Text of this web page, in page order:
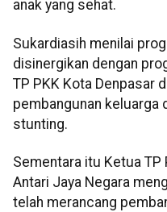
anak yang sehat.
Sukardiasih menilai
disinergikan dengan
TP PKK Kota Denpasar
pembangunan keluarga
stunting.
Sementara itu Ketua TP
Antari Jaya Negara
telah merancang